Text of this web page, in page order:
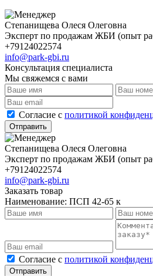
Степанищева Олеся Олеговна
Эксперт по продажам ЖБИ (опыт
+79124022574
info@park-gbi.ru
Консультация специалиста
Мы свяжемся с вами
Cогласие с политикой
Отправить
Степанищева Олеся Олеговна
Эксперт по продажам ЖБИ (опыт
+79124022574
info@park-gbi.ru
Заказать товар
Наименование: ПСП 42-б5 к
Cогласие с политикой
Отправить